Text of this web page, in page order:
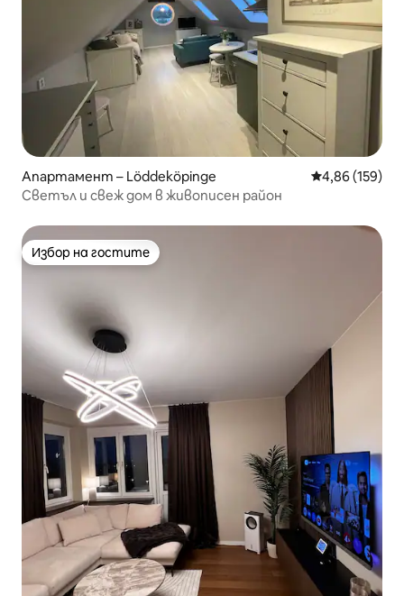
Апартамент – Löddeköpinge Средна
4,86 (159)
Светъл и свеж дом в живописен район
Избор на гостите
Избор на гостите